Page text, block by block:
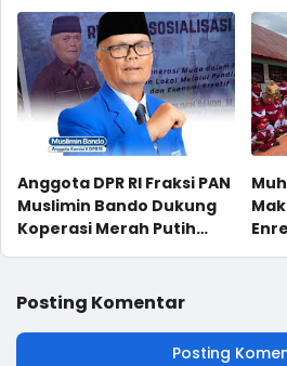
se-
Anggota DPR RI Fraksi PAN
Muslimin Bando Dukung
Koperasi Merah Putih
Desa
Posting Komentar
Posting